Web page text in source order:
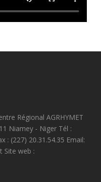
Régional AGRHYMET
Niamey - Niger Tél :
: (227) 20.31.54.35 Email:
Site web :